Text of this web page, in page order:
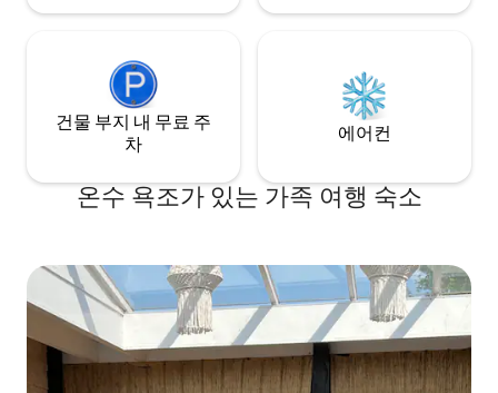
건물 부지 내 무료 주
차
에어컨
온수 욕조가 있는 가족 여행 숙소